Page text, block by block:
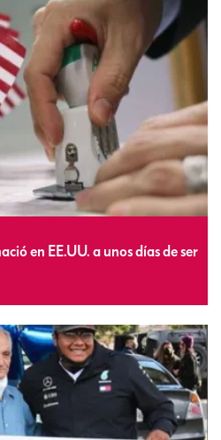
en EE.UU. a unos días de ser